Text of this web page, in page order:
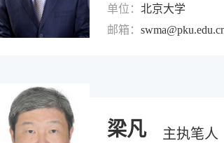
单位： 北京大学
邮箱：
梁凡 主执笔人